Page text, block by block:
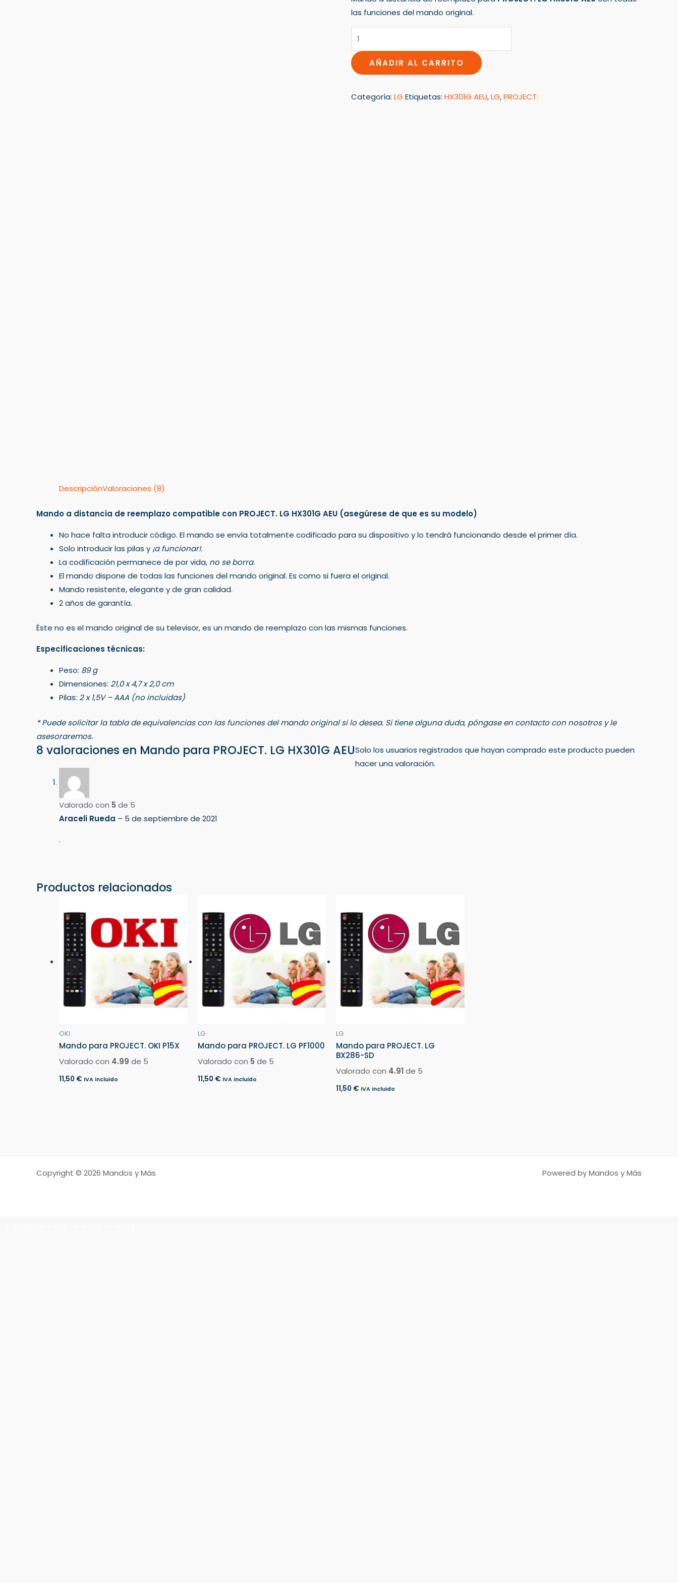
las funciones del mando original.
AÑADIR AL CARRITO
Categoría: LG Etiquetas: HX301G AEU,LG,PROJECT.
DescripciónValoraciones (8)
Mando a distancia de reemplazo compatible con PROJECT. LG HX301G AEU (asegúrese de que es su modelo)
No hace falta introducir código. El mando se envía totalmente codificado para su dispositivo y lo tendrá funcionando desde el primer día.
Solo introducir las pilas y ¡a funcionar!.
La codificación permanece de por vida, no se borra.
El mando dispone de todas las funciones del mando original. Es como si fuera el original.
Mando resistente, elegante y de gran calidad.
2 años de garantía.
Éste no es el mando original de su televisor, es un mando de reemplazo con las mismas funciones.
Especificaciones técnicas:
Peso: 89 g
Dimensiones: 21,0 x 4,7 x 2,0 cm
Pilas: 2 x 1,5V – AAA (no incluidas)
* Puede solicitar la tabla de equivalencias con las funciones del mando original si lo desea. Si tiene alguna duda, póngase en contacto con nosotros y le
asesoraremos.
8 valoraciones en Mando para PROJECT. LG HX301G AEU
Valorado con 5 de 5
Araceli Rueda – 5 de septiembre de 2021
.
Solo los usuarios registrados que hayan comprado este producto pueden
hacer una valoración.
Productos relacionados
OKI
Mando para PROJECT. OKI P15X
Valorado con 4.99 de 5
11,50 € IVA incluido
LG
Mando para PROJECT. LG PF1000
Valorado con 5 de 5
11,50 € IVA incluido
LG
Mando para PROJECT. LG
BX286-SD
Valorado con 4.91 de 5
11,50 € IVA incluido
Copyright © 2026 Mandos y Más Powered by Mandos y Más